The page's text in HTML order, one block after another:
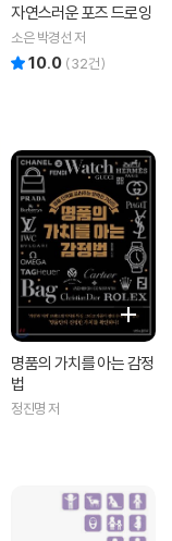
자연스러운 포즈 드로잉
소은 박경선 저
10.0 (32건)
명품의 가치를 아는 감정
법
정진명 저